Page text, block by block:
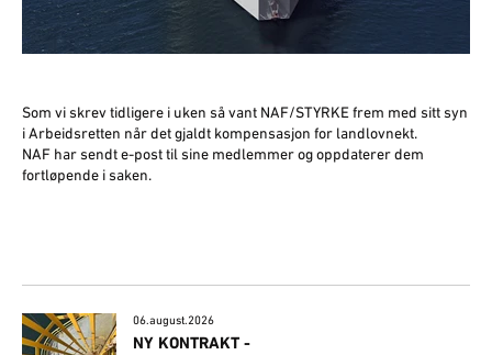
Som vi skrev tidligere i uken så vant NAF/STYRKE frem med sitt syn
i Arbeidsretten når det gjaldt kompensasjon for landlovnekt.
NAF har sendt e-post til sine medlemmer og oppdaterer dem
fortløpende i saken.
06.august.2026
NY KONTRAKT -